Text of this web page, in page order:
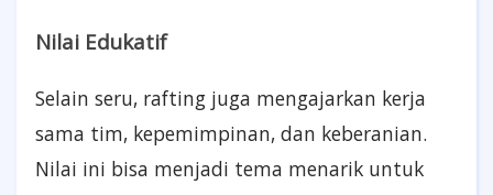
Nilai Edukatif
Selain seru, rafting juga mengajarkan kerja
sama tim, kepemimpinan, dan keberanian.
Nilai ini bisa menjadi tema menarik untuk